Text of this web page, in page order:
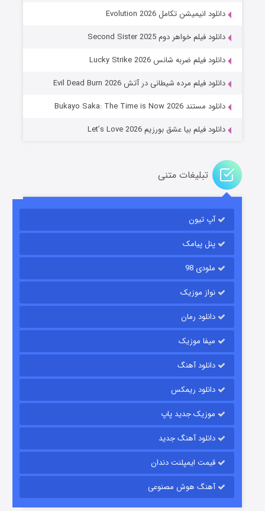
جادوگری در مغولستان
باب اسفنجی فصل ۱۷
قسمت۶ (زیرنویس) منتشر شد
قسمت۱۵ (دوبله) منتشر شد
دانلود انیمیشن تکامل Evolution 2026
دانلود فیلم خواهر دوم Second Sister 2025
دانلود فیلم ضربه شانس Lucky Strike 2026
دانلود فیلم مرده شیطانی در آتش Evil Dead Burn 2026
دانلود مستند Bukayo Saka: The Time is Now 2026
دانلود فیلم بیا عشق بورزیم Let’s Love 2026
تبلیغات متنی
آپ تیون
پنل پیامک
ملودی 98
نواز موزیک
دانلود رمان
میفا موزیک
دانلود آهنگ
دانلود ریمکس
موزیک جدید پاپ
دانلود آهنگ جدید
قیمت ایمپلنت دندان
آهنگ هوش مصنوعی